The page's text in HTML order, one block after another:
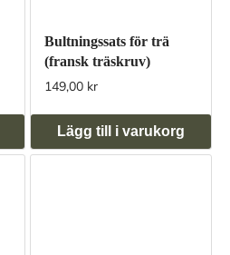
Bultningssats för trä
(fransk träskruv)
149,00 kr
Lägg till i varukorg